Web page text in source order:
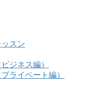
スン
ジネス編）
ライベート編）